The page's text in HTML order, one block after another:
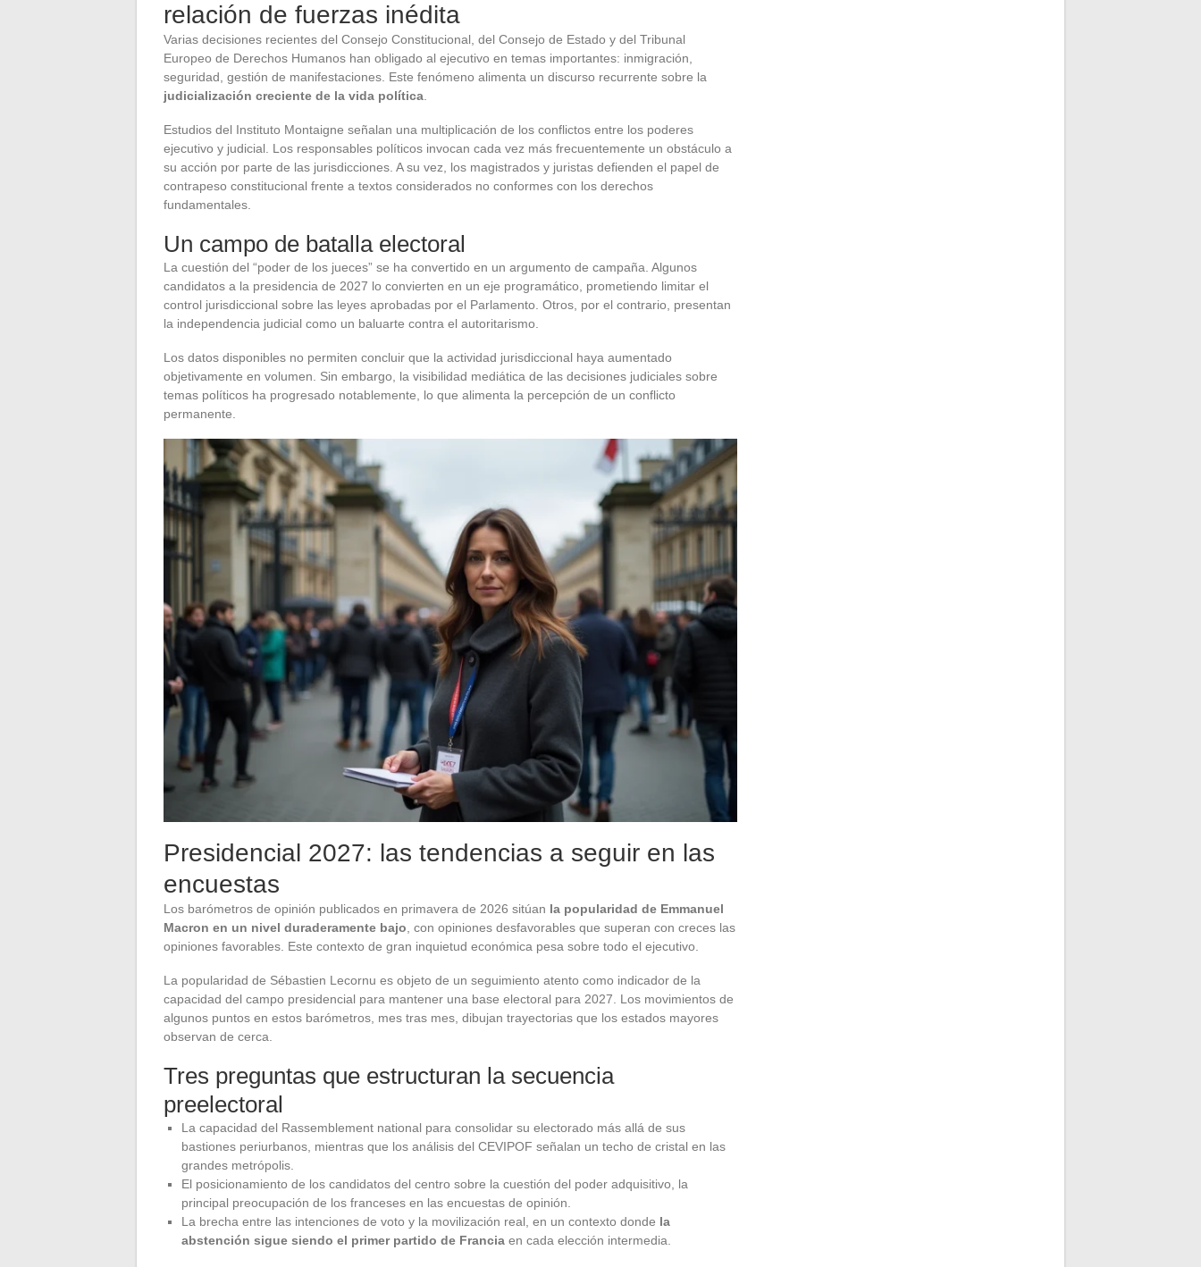
relación de fuerzas inédita
Varias decisiones recientes del Consejo Constitucional, del Consejo de Estado y del Tribunal
Europeo de Derechos Humanos han obligado al ejecutivo en temas importantes: inmigración,
seguridad, gestión de manifestaciones. Este fenómeno alimenta un discurso recurrente sobre la
judicialización creciente de la vida política.
Estudios del Instituto Montaigne señalan una multiplicación de los conflictos entre los poderes
ejecutivo y judicial. Los responsables políticos invocan cada vez más frecuentemente un obstáculo a
su acción por parte de las jurisdicciones. A su vez, los magistrados y juristas defienden el papel de
contrapeso constitucional frente a textos considerados no conformes con los derechos
fundamentales.
Un campo de batalla electoral
La cuestión del “poder de los jueces” se ha convertido en un argumento de campaña. Algunos
candidatos a la presidencia de 2027 lo convierten en un eje programático, prometiendo limitar el
control jurisdiccional sobre las leyes aprobadas por el Parlamento. Otros, por el contrario, presentan
la independencia judicial como un baluarte contra el autoritarismo.
Los datos disponibles no permiten concluir que la actividad jurisdiccional haya aumentado
objetivamente en volumen. Sin embargo, la visibilidad mediática de las decisiones judiciales sobre
temas políticos ha progresado notablemente, lo que alimenta la percepción de un conflicto
permanente.
Presidencial 2027: las tendencias a seguir en las
encuestas
Los barómetros de opinión publicados en primavera de 2026 sitúan la popularidad de Emmanuel
Macron en un nivel duraderamente bajo , con opiniones desfavorables que superan con creces las
opiniones favorables. Este contexto de gran inquietud económica pesa sobre todo el ejecutivo.
La popularidad de Sébastien Lecornu es objeto de un seguimiento atento como indicador de la
capacidad del campo presidencial para mantener una base electoral para 2027. Los movimientos de
algunos puntos en estos barómetros, mes tras mes, dibujan trayectorias que los estados mayores
observan de cerca.
Tres preguntas que estructuran la secuencia
preelectoral
La capacidad del Rassemblement national para consolidar su electorado más allá de sus
bastiones periurbanos, mientras que los análisis del CEVIPOF señalan un techo de cristal en las
grandes metrópolis.
El posicionamiento de los candidatos del centro sobre la cuestión del poder adquisitivo, la
principal preocupación de los franceses en las encuestas de opinión.
La brecha entre las intenciones de voto y la movilización real, en un contexto donde la
abstención sigue siendo el primer partido de Francia en cada elección intermedia.